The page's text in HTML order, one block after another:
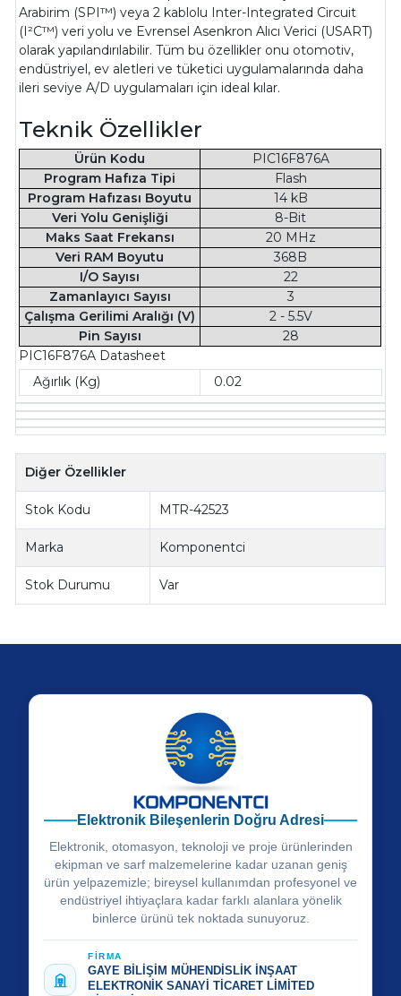
Arabirim (SPI™) veya 2 kablolu Inter-Integrated Circuit
(I²C™) veri yolu ve Evrensel Asenkron Alıcı Verici (USART)
olarak yapılandırılabilir. Tüm bu özellikler onu otomotiv,
endüstriyel, ev aletleri ve tüketici uygulamalarında daha
ileri seviye A/D uygulamaları için ideal kılar.
Teknik Özellikler
Ürün Kodu
PIC16F876A
Program Hafıza Tipi
Flash
Program Hafızası Boyutu
14 kB
Veri Yolu Genişliği
8-Bit
Maks Saat Frekansı
20 MHz
Veri RAM Boyutu
368B
I/O Sayısı
22
Zamanlayıcı Sayısı
3
Çalışma Gerilimi Aralığı (V)
2 - 5.5V
Pin Sayısı
28
PIC16F876A Datasheet
Ağırlık (Kg)
0.02
Diğer Özellikler
Stok Kodu MTR-42523
Marka Komponentci
Stok Durumu Var
Elektronik Bileşenlerin Doğru Adresi
Elektronik, otomasyon, teknoloji ve proje ürünlerinden
ekipman ve sarf malzemelerine kadar uzanan geniş
ürün yelpazemizle; bireysel kullanımdan profesyonel ve
endüstriyel ihtiyaçlara kadar farklı alanlara yönelik
binlerce ürünü tek noktada sunuyoruz.
FİRMA
GAYE BİLİŞİM MÜHENDİSLİK İNŞAAT
ELEKTRONİK SANAYİ TİCARET LİMİTED